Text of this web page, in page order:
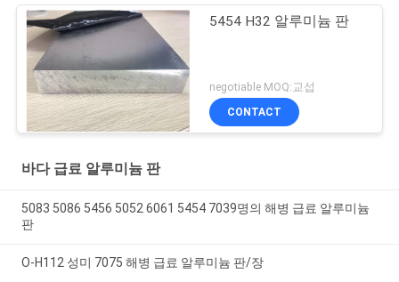
5454 H32 알루미늄 판
negotiable MOQ:교섭
CONTACT
바다 급료 알루미늄 판
5083 5086 5456 5052 6061 5454 7039명의 해병 급료 알루미늄
판
O-H112 성미 7075 해병 급료 알루미늄 판/장